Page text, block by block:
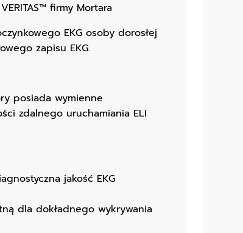
firmy Mortara
EKG osoby dorosłej
zapisu EKG.
posiada wymienne
zdalnego uruchamiania ELI
jakość EKG
dla dokładnego wykrywania